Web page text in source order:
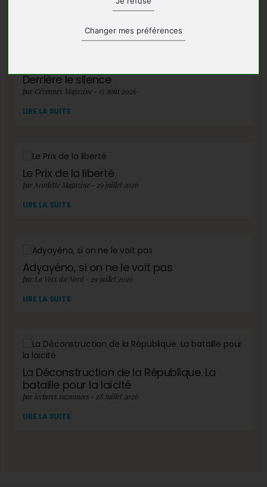
Changer mes préférences
A lire également
Derrière le silence
par Cévennes Magazine - 15 août 2026
LIRE LA SUITE
Le Prix de la liberté
par Scarlette Magazine - 29 juillet 2026
LIRE LA SUITE
Adyayéno, si on ne le voit pas
par La Voix du Nord - 29 juillet 2026
LIRE LA SUITE
La Déconstruction de la République. La
bataille pour la laïcité
par lectures.suzannees - 28 juillet 2026
LIRE LA SUITE